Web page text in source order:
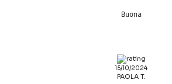
Buona
15/10/2024
PAOLA T.